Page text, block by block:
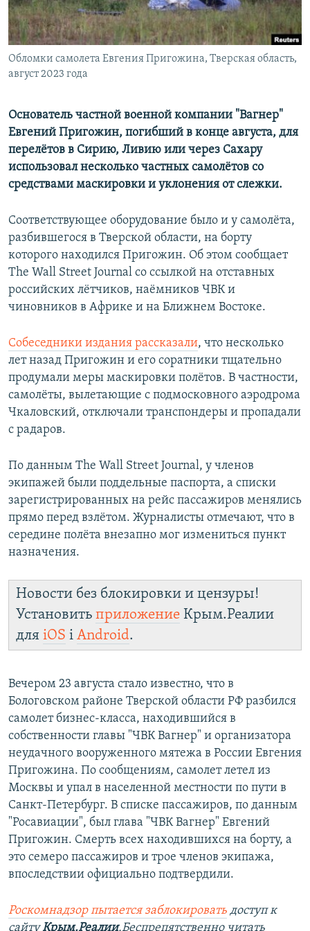
ПОБЕДИТЕЛЕЙ НЕ СУДЯТ?
КРЫМ.НЕПОКОРЕННЫЙ
ELIFBE
ПРИСОЕДИНЯЙТЕСЬ!
Обломки самолета Евгения Пригожина, Тверская область,
август 2023 года
Основатель частной военной компании "Вагнер"
Евгений Пригожин, погибший в конце августа, для
перелётов в Сирию, Ливию или через Сахару
использовал несколько частных самолётов со
средствами маскировки и уклонения от слежки.
Соответствующее оборудование было и у самолёта,
разбившегося в Тверской области, на борту
которого находился Пригожин. Об этом сообщает
The Wall Street Journal со ссылкой на отставных
российских лётчиков, наёмников ЧВК и
чиновников в Африке и на Ближнем Востоке.
Собеседники издания рассказали, что несколько
лет назад Пригожин и его соратники тщательно
продумали меры маскировки полётов. В частности,
самолёты, вылетающие с подмосковного аэродрома
Чкаловский, отключали транспондеры и пропадали
с радаров.
По данным The Wall Street Journal, у членов
экипажей были поддельные паспорта, а списки
зарегистрированных на рейс пассажиров менялись
прямо перед взлётом. Журналисты отмечают, что в
середине полёта внезапно мог измениться пункт
назначения.
Новости без блокировки и цензуры!
Установить приложение Крым.Реалии
для iOS і Android.
Вечером 23 августа стало известно, что в
Бологовском районе Тверской области РФ разбился
самолет бизнес-класса, находившийся в
собственности главы "ЧВК Вагнер" и организатора
неудачного вооруженного мятежа в России Евгения
Пригожина. По сообщениям, самолет летел из
Москвы и упал в населенной местности по пути в
Санкт-Петербург. В списке пассажиров, по данным
"Росавиации", был глава "ЧВК Вагнер" Евгений
Пригожин. Смерть всех находившихся на борту, а
это семеро пассажиров и трое членов экипажа,
впоследствии официально подтвердили.
Роскомнадзор пытается заблокировать доступ к
сайтуКрым.Реалии.Беспрепятственно читать